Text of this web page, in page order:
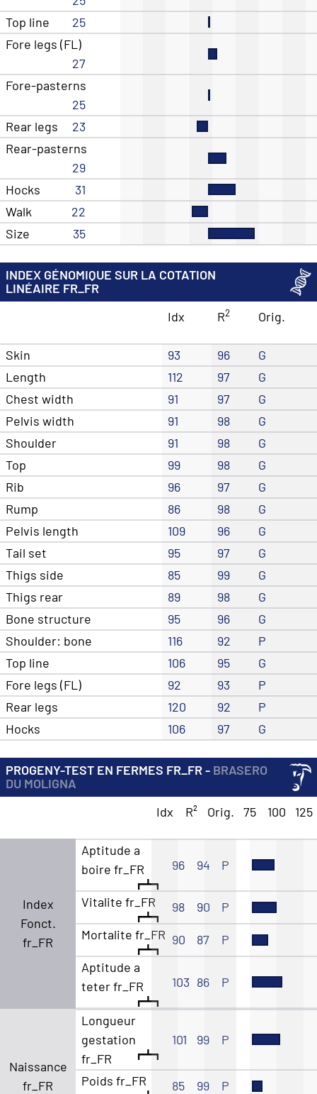
Top line
25
Fore legs (FL)
27
Fore-pasterns
25
Rear legs
23
Rear-pasterns
29
Hocks
31
Walk
22
Size
35
INDEX GÉNOMIQUE SUR LA COTATION
LINÉAIRE FR_FR
Idx
R2 Orig.
Skin 93 96
G
Length
112 97
G
Chest width
91 97
G
Pelvis width
91 98
G
Shoulder
91 98
G
Top
99 98
G
Rib
96 97
G
Rump
86 98
G
Pelvis length
109 96
G
Tail set
95 97
G
Thigs side
85 99
G
Thigs rear
89 98
G
Bone structure
95 96
G
Shoulder: bone
116 92
P
Top line
106 95
G
Fore legs (FL)
92 93
P
Rear legs
120 92
P
Hocks
106 97 G
PROGENY-TEST EN FERMES FR_FR - BRASERO
DU MOLIGNA
Idx
R² Orig. 75 100 125
Index
Fonct.
fr_FR
Aptitude a
boire fr_FR
96 94 P
Vitalite fr_FR 98 90
P
Mortalite fr_FR 90 87
P
Aptitude a
teter fr_FR
103 86 P
Naissance
fr_FR
Longueur
gestation
fr_FR
101 99 P
Poids fr_FR 85 99
P